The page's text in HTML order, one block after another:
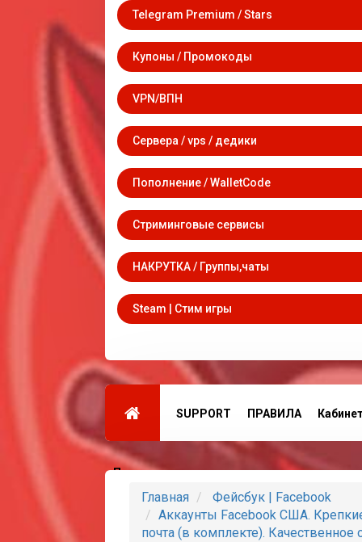
Telegram Premium / Stars
Купоны / Промокоды
VPN/ВПН
Сервера / vps / дедики
Пополнение / WalletCode
Стриминговые сервисы
НАКРУТКА / Группы,чаты
Steam | Стим игры
SUPPORT ПРАВИЛА
Партнеры
Главная
Фейсбук | Facebook
Аккаунты Facebook США.
почта (в комплекте).